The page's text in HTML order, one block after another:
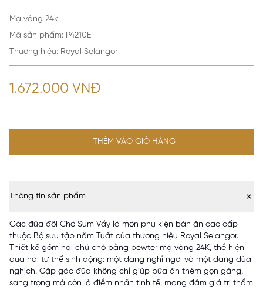
Mạ vàng 24k
Mã sản phẩm: P4210E
Thương hiệu: Royal Selangor
1.672.000 VNĐ
THÊM VÀO GIỎ HÀNG
Thông tin sản phẩm
Gác đũa đôi Chó Sum Vầy là món phụ kiện bàn ăn cao cấp
thuộc Bộ sưu tập năm Tuất của thương hiệu Royal Selangor.
Thiết kế gồm hai chú chó bằng pewter mạ vàng 24K, thể hiện
qua hai tư thế sinh động: một đang nghỉ ngơi và một đang đùa
nghịch. Cặp gác đũa không chỉ giúp bữa ăn thêm gọn gàng,
sang trọng mà còn là điểm nhấn tinh tế, mang đậm giá trị thẩm